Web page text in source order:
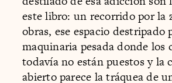
este libro: un recorrido por la
obras, ese espacio destripado
maquinaria pesada donde los
todavía no están puestos y la
abierto parece la tráquea de